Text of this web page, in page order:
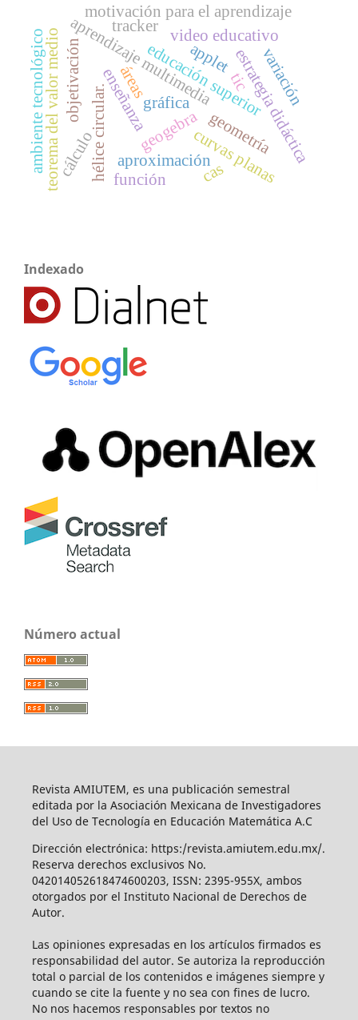
educación superiorestrategia didáctica
geogebra
hélice circular.
video educativo
aprendizaje multimedia
motivación para el aprendizaje
áreas
aproximación
teorema del valor medio enseñanza
curvas planas
función
cálculo
gráfica
objetivación variación
geometría
ambiente tecnológico applet
cas
tic
tracker
Indexado
Número actual
Revista AMIUTEM, es una publicación semestral
editada por la Asociación Mexicana de Investigadores
del Uso de Tecnología en Educación Matemática A.C
Dirección electrónica: https:/revista.amiutem.edu.mx/.
Reserva derechos exclusivos No.
042014052618474600203, ISSN: 2395-955X, ambos
otorgados por el Instituto Nacional de Derechos de
Autor.
Las opiniones expresadas en los artículos firmados es
responsabilidad del autor. Se autoriza la reproducción
total o parcial de los contenidos e imágenes siempre y
cuando se cite la fuente y no sea con fines de lucro.
No nos hacemos responsables por textos no